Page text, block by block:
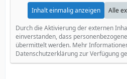
Inhalt einmalig anzeigen Alle
Durch die Aktivierung der externen
einverstanden, dass
übermittelt werden. Mehr
Datenschutzerklärung zur Verfügung